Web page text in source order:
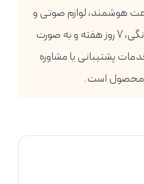
هوشمند، لوازم صوتی و
تصویری و انواع لوازم خانگی، 7 روز هفته و به صورت
خدمات پشتیبانی یا مشاوره
محصول است.